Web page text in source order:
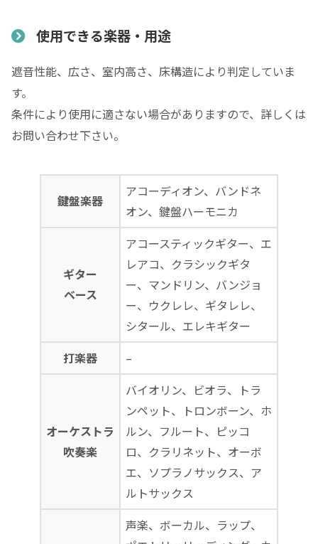
使用できる楽器・用途
遮音性能、広さ、室内高さ、床構造により判定していま
す。
条件により使用に適さない場合がありますので、詳しくは
お問い合わせ下さい。
鍵盤楽器
アコーディオン、バンドネ
オン、鍵盤ハーモニカ
ギター
ベース
アコースティックギター、エ
レアコ、クラシックギタ
ー、マンドリン、バンジョ
ー、ウクレレ、ギタレレ、
シタール、エレキギター
打楽器
–
オーケストラ
吹奏楽
バイオリン、ビオラ、トラ
ンペット、トロンボーン、ホ
ルン、フルート、ピッコ
ロ、クラリネット、オーボ
エ、ソプラノサックス、ア
ルトサックス
声楽、ボーカル、ラップ、